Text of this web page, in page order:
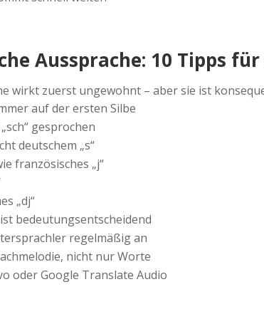
Aussprache: 10 Tipps
wirkt zuerst ungewohnt – aber sie ist
auf der ersten Silbe
gesprochen
deutschem „s“
französisches „j“
„dj“
bedeutungsentscheidend
regelmäßig an
nicht nur Worte
oder Google Translate Audio